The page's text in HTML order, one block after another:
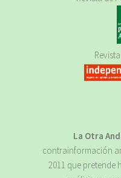
La Otra
contrainformación
2011 que pretende